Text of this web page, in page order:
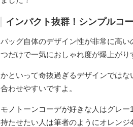
インパクト抜群！シンプルコ
バッグ自体のデザイン性が非常に高
つだけで一気におしゃれ度が爆上がり
かといって奇抜過ぎるデザインでは
合わせやすいですよ。
モノトーンコーデが好きな人はグレ
持たせたい人は筆者のようにオレン